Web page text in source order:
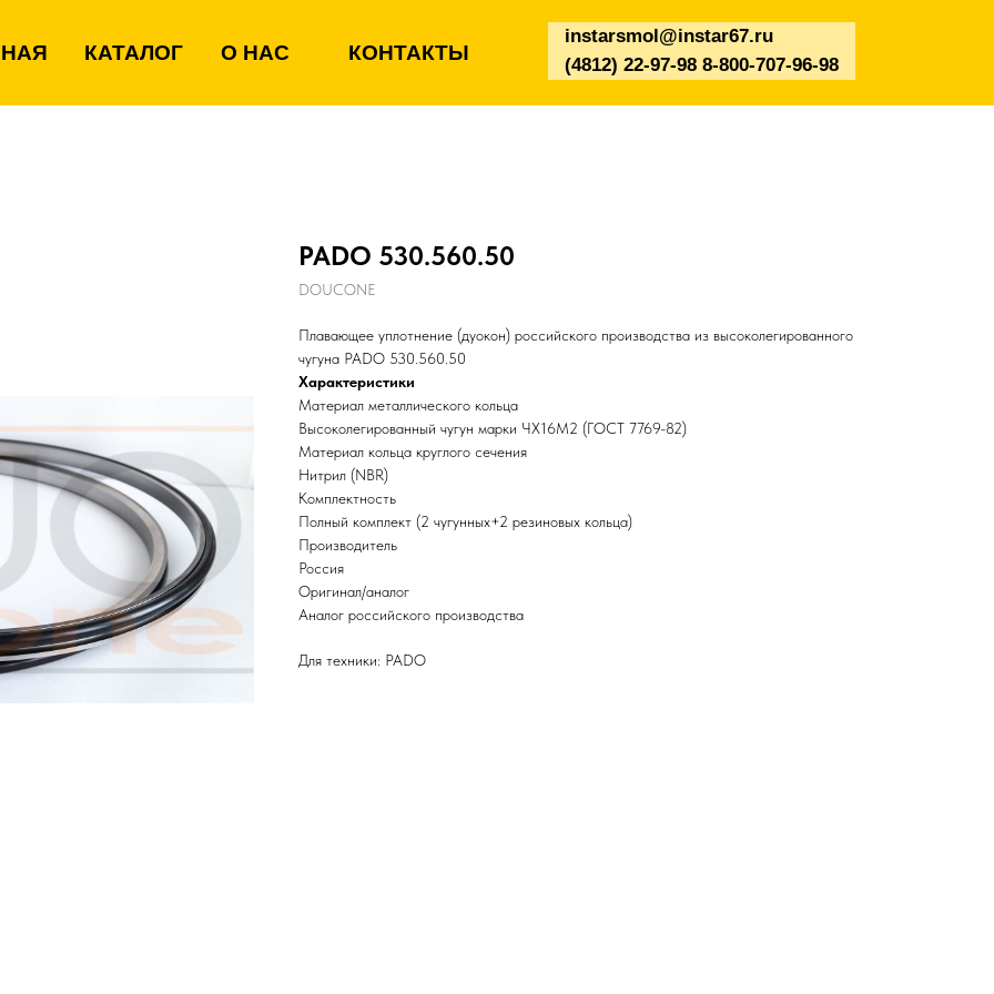
КАТАЛОГ О НАС КОНТАКТЫ
(4812) 22-97-98 8-800-707-96-98
instarsmol@instar67.ru
PADO 530.560.50
DOUCONE
Плавающее уплотнение (дуокон) российского производства из высоколегированного
чугуна PADO 530.560.50
Характеристики
Материал металлического кольца
Высоколегированный чугун марки ЧХ16М2 (ГОСТ 7769-82)
Материал кольца круглого сечения
Нитрил (NBR)
Комплектность
Полный комплект (2 чугунных+2 резиновых кольца)
Производитель
Россия
Оригинал/аналог
Аналог российского производства
Для техники: PADO